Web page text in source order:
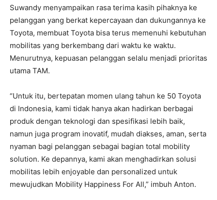
Suwandy menyampaikan rasa terima kasih pihaknya ke
pelanggan yang berkat kepercayaan dan dukungannya ke
Toyota, membuat Toyota bisa terus memenuhi kebutuhan
mobilitas yang berkembang dari waktu ke waktu.
Menurutnya, kepuasan pelanggan selalu menjadi prioritas
utama TAM.
“Untuk itu, bertepatan momen ulang tahun ke 50 Toyota
di Indonesia, kami tidak hanya akan hadirkan berbagai
produk dengan teknologi dan spesifikasi lebih baik,
namun juga program inovatif, mudah diakses, aman, serta
nyaman bagi pelanggan sebagai bagian total mobility
solution. Ke depannya, kami akan menghadirkan solusi
mobilitas lebih enjoyable dan personalized untuk
mewujudkan Mobility Happiness For All,” imbuh Anton.